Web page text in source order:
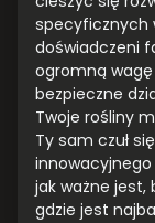
specyficznych
doświadczeni
ogromną
bezpieczne
Twoje rośliny
Ty sam czuł
jak ważne jest,
gdzie jest